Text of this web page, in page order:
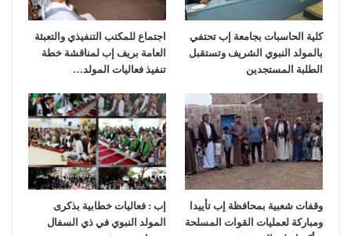
كلية الحاسبات بجامعة إب تحتفي
بالمولد النبوي الشريف وتستقبل
الطلبة المستجدين
اجتماع للمكتب التنفيذي والتعبئة
العامة بريف إب لمناقشة خطة
تنفيذ فعاليات المولد…
وقفات شعبية بمحافظة إب تأييدا
ومباركة لعمليات القوات المسلحة
إب : فعاليات خطابية بذكرى
المولد النبوي في ذي السفال